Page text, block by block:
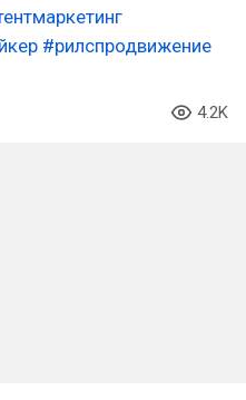
#рилспродвижение
4.2K